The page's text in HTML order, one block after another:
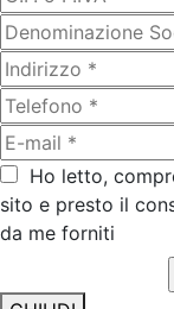
Ho letto,
sito e presto il
da me forniti